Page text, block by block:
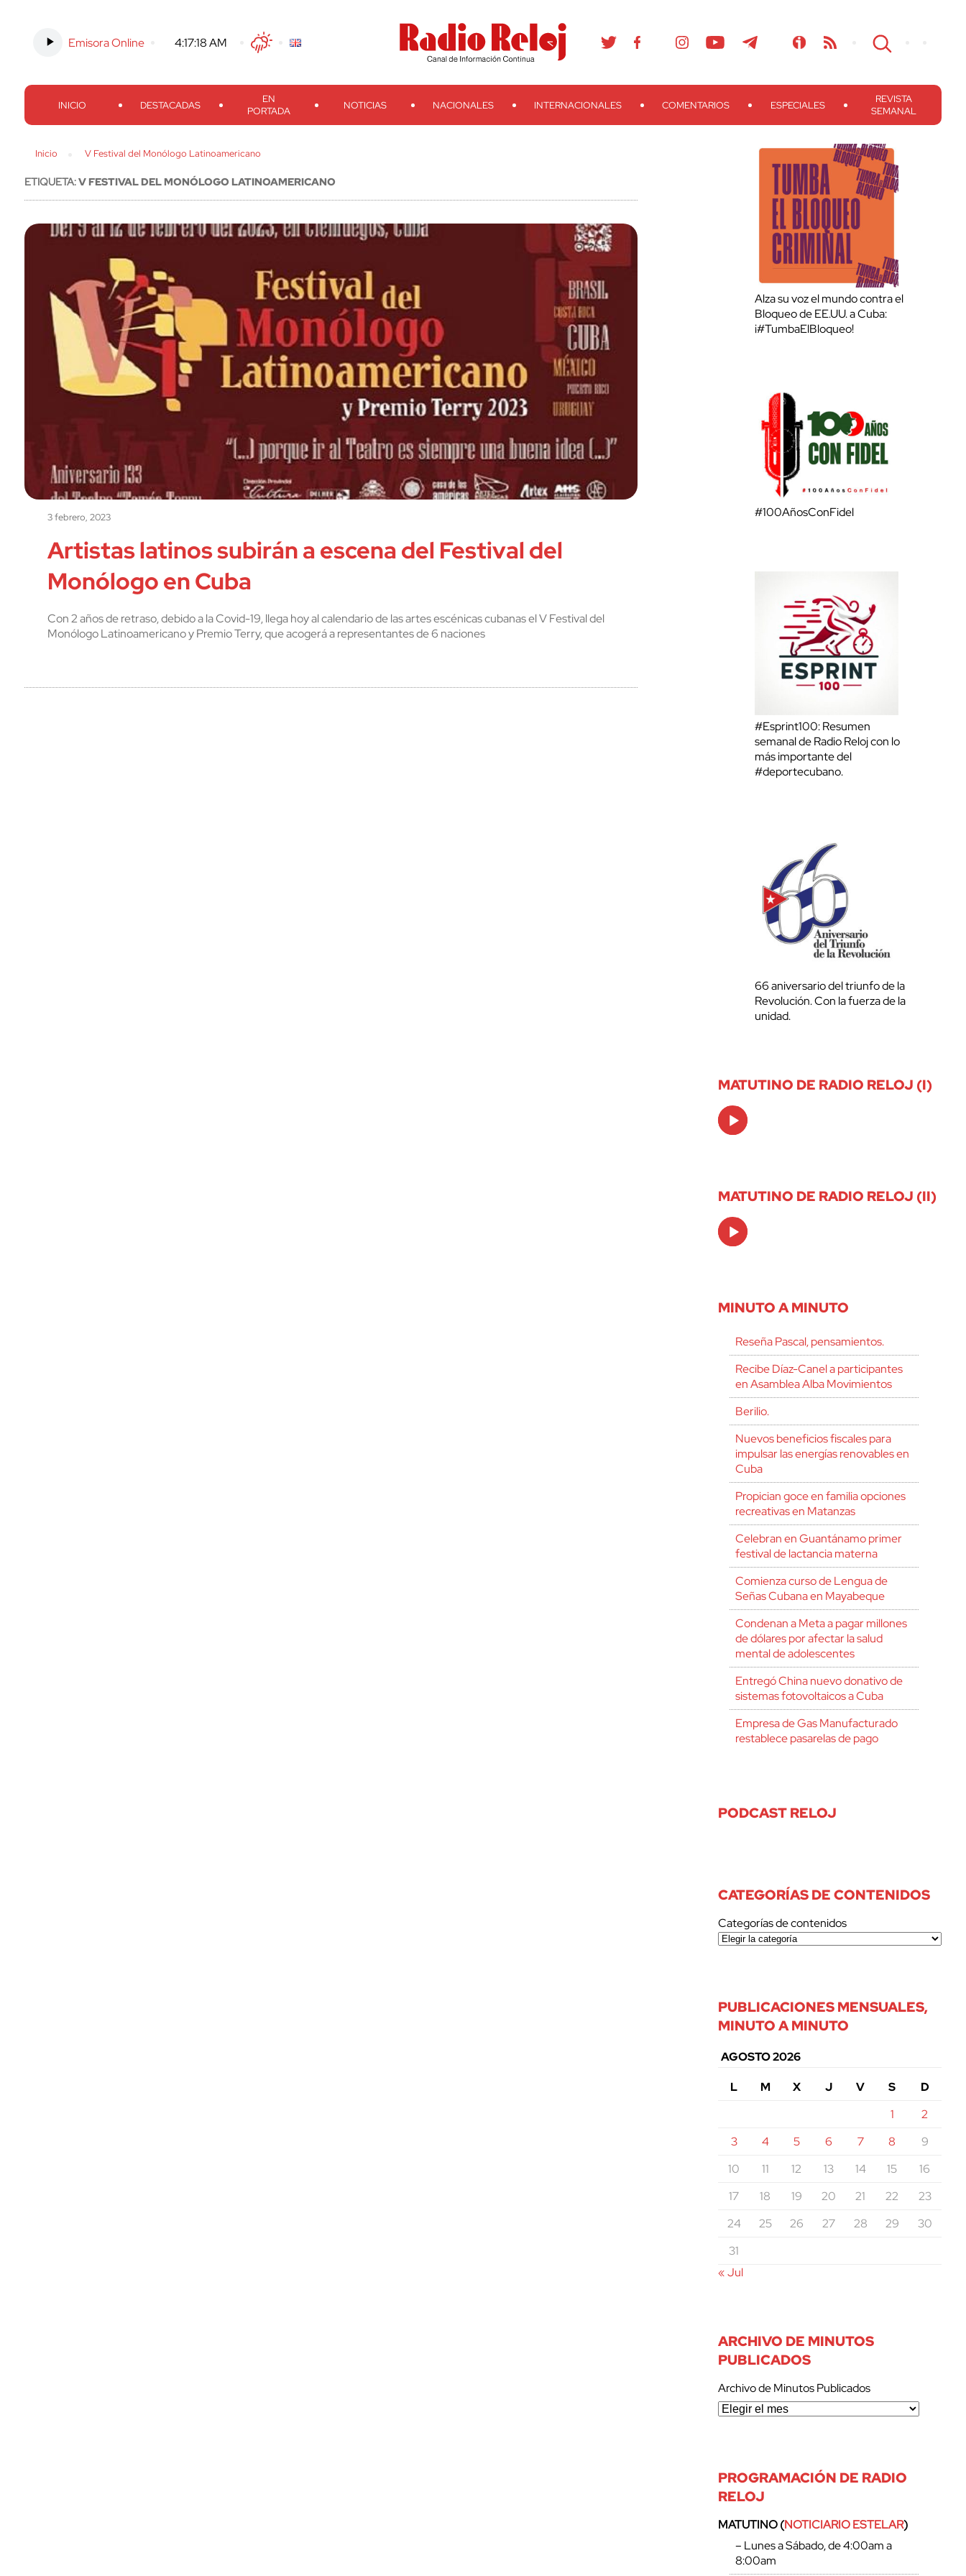
Emisora Online -4:17:19 AM TwitterFacebook
Threads
Instagram TelegramTeveo Ivoox RSS Search
INICIO DESTACADAS
EN
PORTADA
NOTICIAS NACIONALES INTERNACIONALES COMENTARIOS ESPECIALES
REVISTA
SEMANAL
Inicio V Festival del Monólogo Latinoamericano
ETIQUETA:V FESTIVAL DEL MONÓLOGO LATINOAMERICANO
3 febrero, 2023
Artistas latinos subirán a escena del Festival del
Monólogo en Cuba
Con 2 años de retraso, debido a la Covid-19, llega hoy al calendario de las artes escénicas cubanas el V Festival del
Monólogo Latinoamericano y Premio Terry, que acogerá a representantes de 6 naciones
Alza su voz el mundo contra el
Bloqueo de EE.UU. a Cuba:
¡#TumbaElBloqueo!
#100AñosConFidel
#Esprint100: Resumen
semanal de Radio Reloj con lo
más importante del
#deportecubano.
66 aniversario del triunfo de la
Revolución. Con la fuerza de la
unidad.
MATUTINO DE RADIO RELOJ (I)
Audio
Player
MATUTINO DE RADIO RELOJ (II)
Audio
Player
MINUTO A MINUTO
Reseña Pascal, pensamientos.
Recibe Díaz-Canel a participantes
en Asamblea Alba Movimientos
Berilio.
Nuevos beneficios fiscales para
impulsar las energías renovables en
Cuba
Propician goce en familia opciones
recreativas en Matanzas
Celebran en Guantánamo primer
festival de lactancia materna
Comienza curso de Lengua de
Señas Cubana en Mayabeque
Condenan a Meta a pagar millones
de dólares por afectar la salud
mental de adolescentes
Entregó China nuevo donativo de
sistemas fotovoltaicos a Cuba
Empresa de Gas Manufacturado
restablece pasarelas de pago
PODCAST RELOJ
CATEGORÍAS DE CONTENIDOS
Categorías de contenidos
PUBLICACIONES MENSUALES,
MINUTO A MINUTO
AGOSTO 2026
L
M X J V S
D
1
2
3
4 5 6 7 8
9
10
11 12 13 14 15
16
17
18 19 20 21 22
23
24
25 26 27 28 29
30
31
« Jul
ARCHIVO DE MINUTOS
PUBLICADOS
Archivo de Minutos Publicados
PROGRAMACIÓN DE RADIO
RELOJ
MATUTINO (NOTICIARIO ESTELAR)
– Lunes a Sábado, de 4:00am a
8:00am